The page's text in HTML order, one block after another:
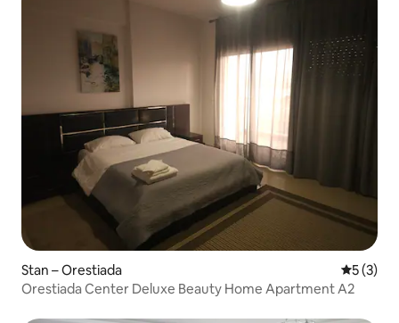
Stan – Orestiada
5 (3)
Orestiada Center Deluxe Beauty Home Apartment A2